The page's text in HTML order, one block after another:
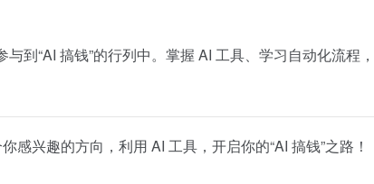
到“AI 搞钱”的行列中。掌握 AI 工具、学习自动化流程
兴趣的方向，利用 AI 工具，开启你的“AI 搞钱”之路！